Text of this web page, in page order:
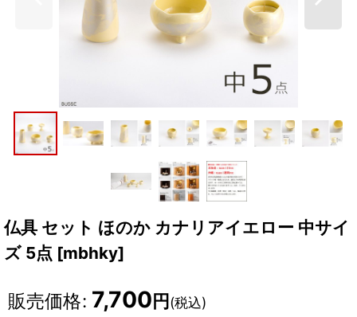
仏具 セット ほのか カナリアイエロー 中サイ
ズ 5点 [mbhky]
販売価格: 7,700円(税込)